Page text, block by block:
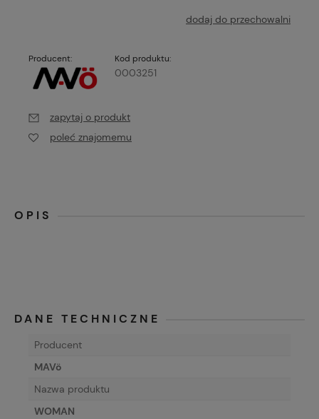
dodaj do przechowalni
Producent: Kod produktu:
0003251
zapytaj o produkt
poleć znajomemu
OPIS
DANE TECHNICZNE
Producent
MAVö
Nazwa produktu
WOMAN